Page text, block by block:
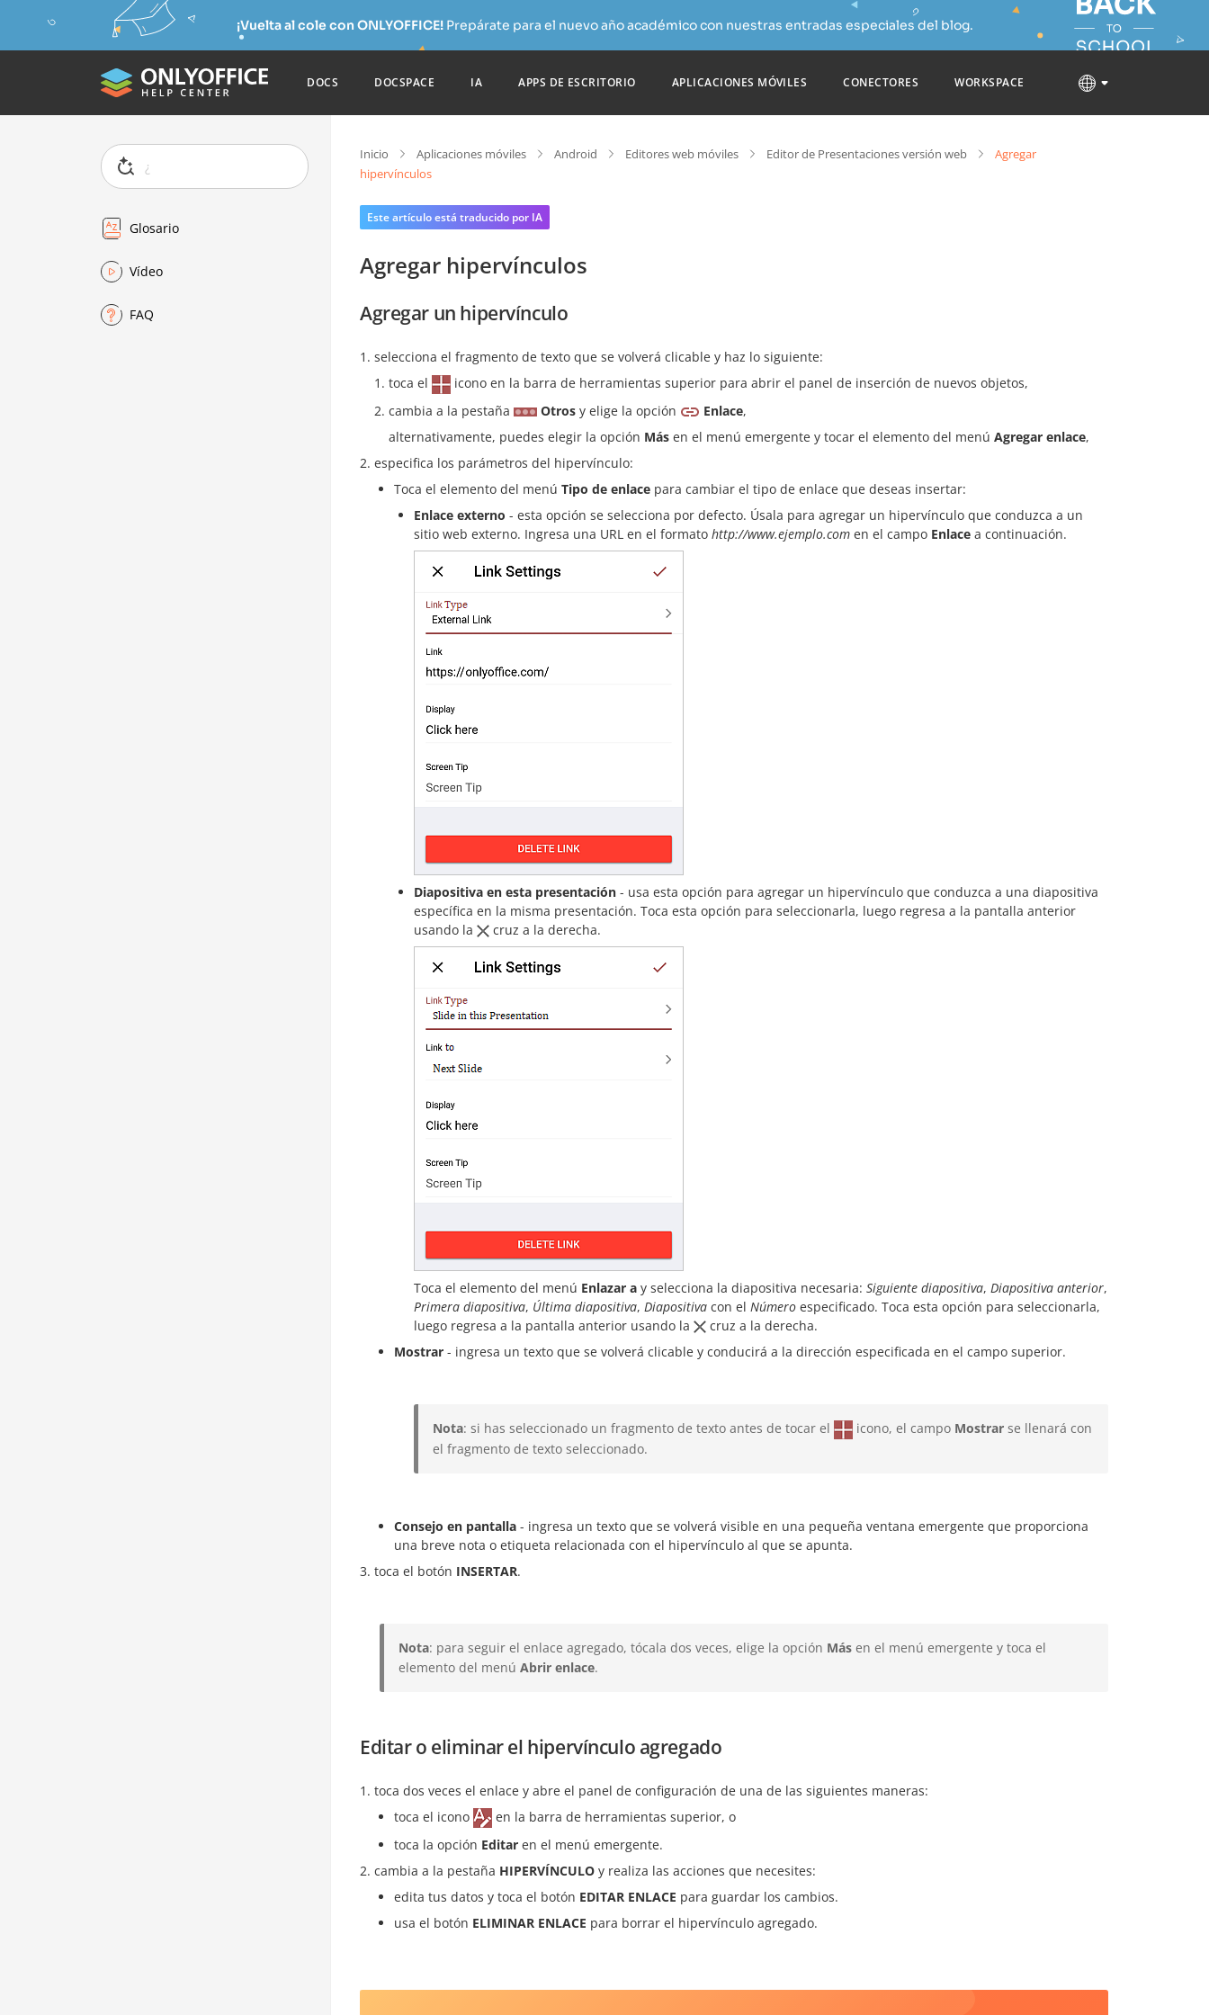
¡Vuelta al cole con ONLYOFFICE!Prepárate para el nuevo año académico con nuestras entradas especiales del blog.
DOCS DOCSPACE IA APPS DE ESCRITORIO APLICACIONES MÓVILES CONECTORES WORKSPACE
Glosario
Vídeo
FAQ
Inicio Aplicaciones móviles Android Editores web móviles Editor de Presentaciones versión web
Agregar
hipervínculos
Este artículo está traducido por IA
Agregar hipervínculos
Agregar un hipervínculo
selecciona el fragmento de texto que se volverá clicable y haz lo siguiente:
toca el
icono en la barra de herramientas superior para abrir el panel de inserción de nuevos objetos,
cambia a la pestaña
Otros y elige la opción Enlace,
alternativamente, puedes elegir la opción Más en el menú emergente y tocar el elemento del menú Agregar enlace,
especifica los parámetros del hipervínculo:
Toca el elemento del menú Tipo de enlace para cambiar el tipo de enlace que deseas insertar:
Enlace externo - esta opción se selecciona por defecto. Úsala para agregar un hipervínculo que conduzca a un
sitio web externo. Ingresa una URL en el formato http://www.ejemplo.com en el campo Enlace a continuación.
Diapositiva en esta presentación - usa esta opción para agregar un hipervínculo que conduzca a una diapositiva
específica en la misma presentación. Toca esta opción para seleccionarla, luego regresa a la pantalla anterior
usando la
cruz a la derecha.
Toca el elemento del menú Enlazar a y selecciona la diapositiva necesaria: Siguiente diapositiva, Diapositiva anterior,
Primera diapositiva, Última diapositiva, Diapositiva con el Número especificado. Toca esta opción para seleccionarla,
luego regresa a la pantalla anterior usando la
cruz a la derecha.
Mostrar - ingresa un texto que se volverá clicable y conducirá a la dirección especificada en el campo superior.
Nota: si has seleccionado un fragmento de texto antes de tocar el icono, el campo Mostrar se llenará con
el fragmento de texto seleccionado.
Consejo en pantalla - ingresa un texto que se volverá visible en una pequeña ventana emergente que proporciona
una breve nota o etiqueta relacionada con el hipervínculo al que se apunta.
toca el botón INSERTAR.
Nota: para seguir el enlace agregado, tócala dos veces, elige la opción Más en el menú emergente y toca el
elemento del menú Abrir enlace.
Editar o eliminar el hipervínculo agregado
toca dos veces el enlace y abre el panel de configuración de una de las siguientes maneras:
toca el icono
en la barra de herramientas superior, o
toca la opción Editar en el menú emergente.
cambia a la pestaña HIPERVÍNCULO y realiza las acciones que necesites:
edita tus datos y toca el botón EDITAR ENLACE para guardar los cambios.
usa el botón ELIMINAR ENLACE para borrar el hipervínculo agregado.